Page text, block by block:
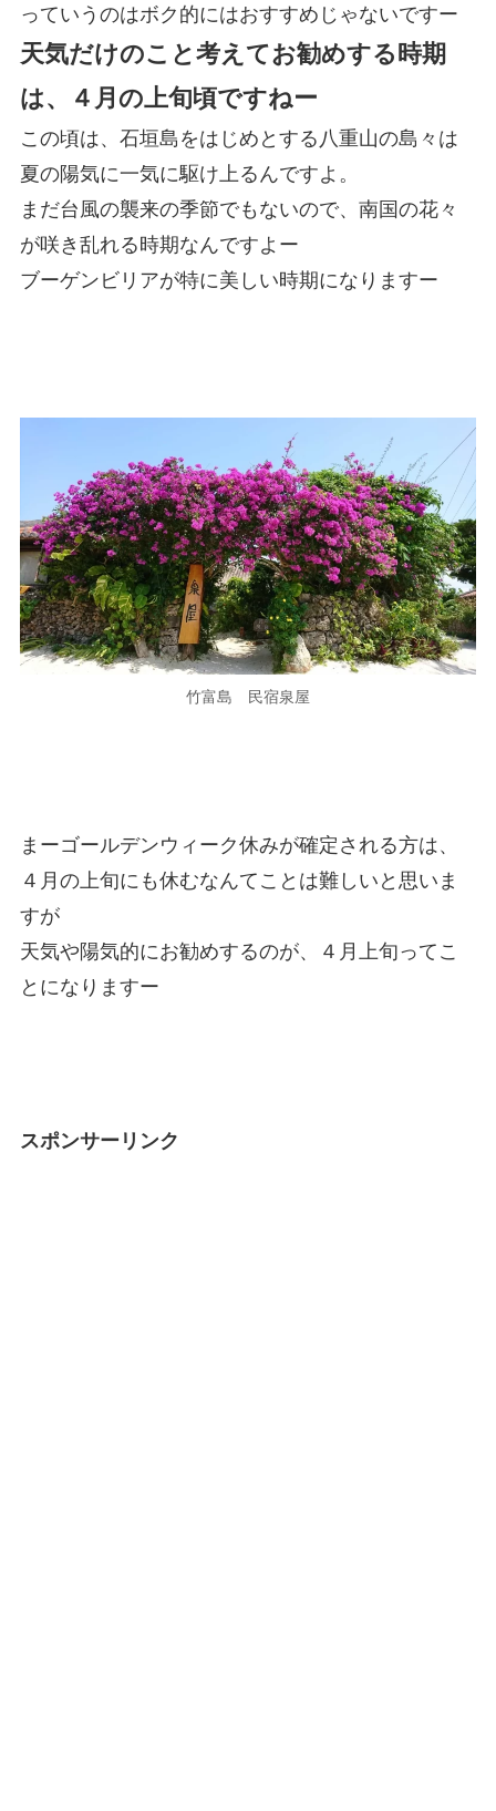
っていうのはボク的にはおすすめじゃないですー
天気だけのこと考えてお勧めする時期
は、４月の上旬頃ですねー
この頃は、石垣島をはじめとする八重山の島々は
夏の陽気に一気に駆け上るんですよ。
まだ台風の襲来の季節でもないので、南国の花々
が咲き乱れる時期なんですよー
ブーゲンビリアが特に美しい時期になりますー
竹富島 民宿泉屋
まーゴールデンウィーク休みが確定される方は、
４月の上旬にも休むなんてことは難しいと思いま
すが
天気や陽気的にお勧めするのが、４月上旬ってこ
とになりますー
スポンサーリンク